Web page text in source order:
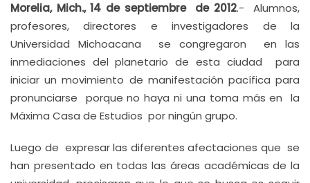
Morelia, Mich., 14 de septiembre de 2012.- Alumnos,
profesores, directores e investigadores de la
Universidad Michoacana se congregaron en las
inmediaciones del planetario de esta ciudad para
iniciar un movimiento de manifestación pacífica para
pronunciarse porque no haya ni una toma más en la
Máxima Casa de Estudios por ningún grupo.
Luego de expresar las diferentes afectaciones que se
han presentado en todas las áreas académicas de la